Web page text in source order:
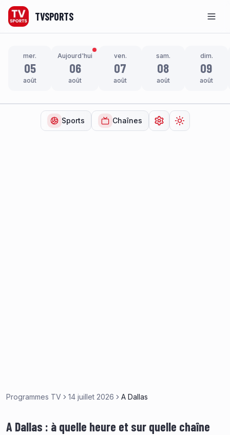
TVSPORTS
mer.
05
août
Aujourd'hui
06
août
ven.
07
août
sam.
08
août
dim.
09
août
Sports Chaînes Ouvrir lesChanger de
Programmes TV 14 juillet 2026 A Dallas
A Dallas : à quelle heure et sur quelle chaîne